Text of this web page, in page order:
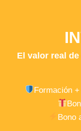
El valor real
Formación
Bono